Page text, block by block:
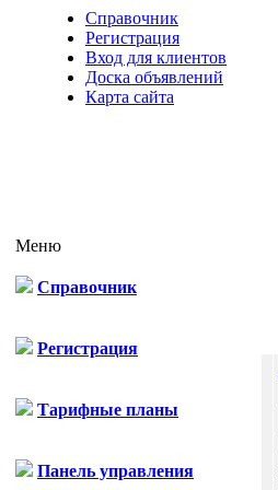
Справочник
Регистрация
Вход для клиентов
Доска объявлений
Карта сайта
Меню
Справочник
Регистрация
Тарифные планы
Панель управления